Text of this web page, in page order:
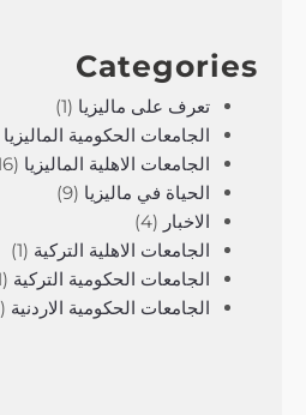
Categories
تعرف على ماليزيا (1)
الجامعات الحكومية الماليزيا
الجامعات الاهلية الماليزيا (16)
الحياة في ماليزيا (9)
الاخبار (4)
الجامعات الاهلية التركية (1)
الجامعات الحكومية التركية (1)
الجامعات الحكومية الاردنية (1)